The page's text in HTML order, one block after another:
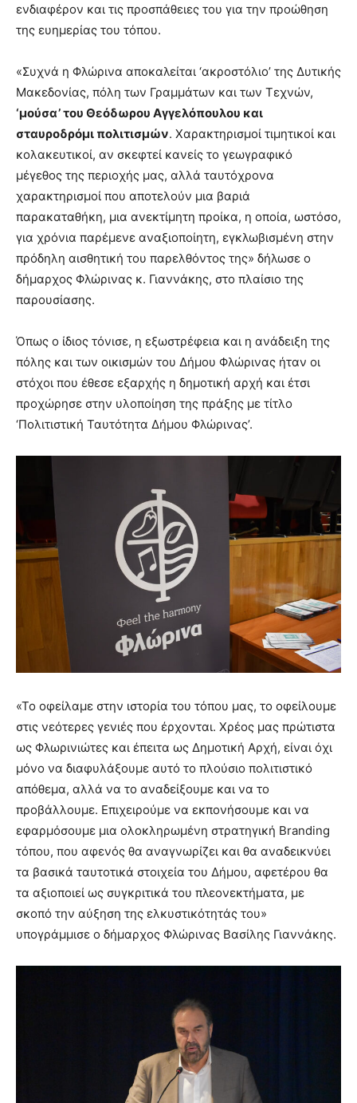
ενδιαφέρον και τις προσπάθειες του για την προώθηση
της ευημερίας του τόπου.
«Συχνά η Φλώρινα αποκαλείται ‘ακροστόλιο’ της Δυτικής
Μακεδονίας, πόλη των Γραμμάτων και των Τεχνών,
‘μούσα’ του Θεόδωρου Αγγελόπουλου και
σταυροδρόμι πολιτισμών. Χαρακτηρισμοί τιμητικοί και
κολακευτικοί, αν σκεφτεί κανείς το γεωγραφικό
μέγεθος της περιοχής μας, αλλά ταυτόχρονα
χαρακτηρισμοί που αποτελούν μια βαριά
παρακαταθήκη, μια ανεκτίμητη προίκα, η οποία, ωστόσο,
για χρόνια παρέμενε αναξιοποίητη, εγκλωβισμένη στην
πρόδηλη αισθητική του παρελθόντος της» δήλωσε ο
δήμαρχος Φλώρινας κ. Γιαννάκης, στο πλαίσιο της
παρουσίασης.
Όπως ο ίδιος τόνισε, η εξωστρέφεια και η ανάδειξη της
πόλης και των οικισμών του Δήμου Φλώρινας ήταν οι
στόχοι που έθεσε εξαρχής η δημοτική αρχή και έτσι
προχώρησε στην υλοποίηση της πράξης με τίτλο
‘Πολιτιστική Ταυτότητα Δήμου Φλώρινας’.
«Το οφείλαμε στην ιστορία του τόπου μας, το οφείλουμε
στις νεότερες γενιές που έρχονται. Χρέος μας πρώτιστα
ως Φλωρινιώτες και έπειτα ως Δημοτική Αρχή, είναι όχι
μόνο να διαφυλάξουμε αυτό το πλούσιο πολιτιστικό
απόθεμα, αλλά να το αναδείξουμε και να το
προβάλλουμε. Επιχειρούμε να εκπονήσουμε και να
εφαρμόσουμε μια ολοκληρωμένη στρατηγική Branding
τόπου, που αφενός θα αναγνωρίζει και θα αναδεικνύει
τα βασικά ταυτοτικά στοιχεία του Δήμου, αφετέρου θα
τα αξιοποιεί ως συγκριτικά του πλεονεκτήματα, με
σκοπό την αύξηση της ελκυστικότητάς του»
υπογράμμισε ο δήμαρχος Φλώρινας Βασίλης Γιαννάκης.